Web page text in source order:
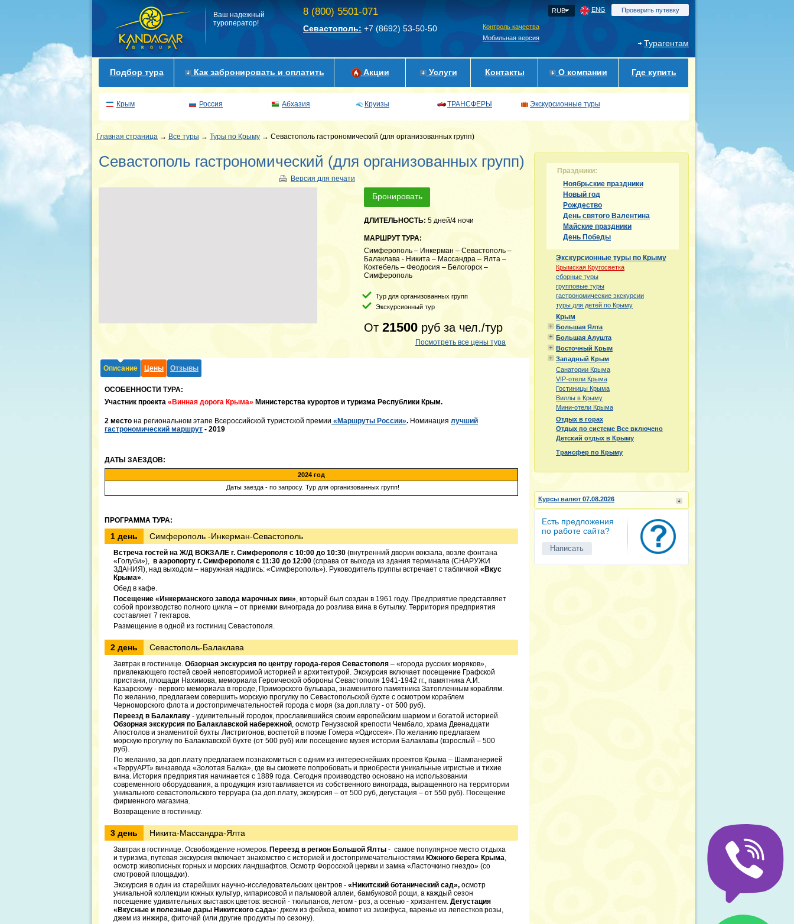
Ваш надежный
туроператор!
8 (800) 5501-071
Севастополь: +7 (8692) 53-50-50
Контроль качества
Мобильная версия
RUB ENG Проверить путевку
Турагентам
Подбор тура Как забронировать и оплатить Акции Услуги Контакты О компании Где купить
Крым Россия Абхазия Круизы ТРАНСФЕРЫ Экскурсионные туры
Главная страница → Все туры → Туры по Крыму → Севастополь гастрономический (для организованных групп)
Севастополь гастрономический (для организованных групп)
Версия для печати
Бронировать
ДЛИТЕЛЬНОСТЬ: 5 дней/4 ночи
МАРШРУТ ТУРА:
Симферополь – Инкерман – Севастополь –
Балаклава - Никита – Массандра – Ялта –
Коктебель – Феодосия – Белогорск –
Симферополь
Тур для организованных групп
Экскурсионный тур
От 21500 руб за чел./тур
Посмотреть все цены тура
Описание Цены Отзывы
ОСОБЕННОСТИ ТУРА:
Участник проекта «Винная дорога Крыма» Министерства курортов и туризма Республики Крым.
2 место на региональном этапе Всероссийской туристской премии «Маршруты России». Номинация лучший
гастрономический маршрут - 2019
ДАТЫ ЗАЕЗДОВ:
2024 год
Даты заезда - по запросу. Тур для организованных групп!
ПРОГРАММА ТУРА:
1 день Симферополь -Инкерман-Севастополь
Встреча гостей на Ж/Д ВОКЗАЛЕ г. Симферополя с 10:00 до 10:30 (внутренний дворик вокзала, возле фонтана
«Голуби»), в аэропорту г. Симферополя с 11:30 до 12:00 (справа от выхода из здания терминала (СНАРУЖИ
ЗДАНИЯ), над выходом – наружная надпись: «Симферополь»). Руководитель группы встречает с табличкой «Вкус
Крыма».
Обед в кафе.
Посещение «Инкерманского завода марочных вин», который был создан в 1961 году. Предприятие представляет
собой производство полного цикла – от приемки винограда до розлива вина в бутылку. Территория предприятия
составляет 7 гектаров.
Размещение в одной из гостиниц Севастополя.
2 день Севастополь-Балаклава
Завтрак в гостинице. Обзорная экскурсия по центру города-героя Севастополя – «города русских моряков»,
привлекающего гостей своей неповторимой историей и архитектурой. Экскурсия включает посещение Графской
пристани, площади Нахимова, мемориала Героической обороны Севастополя 1941-1942 гг., памятника А.И.
Казарскому - первого мемориала в городе, Приморского бульвара, знаменитого памятника Затопленным кораблям.
По желанию, предлагаем совершить морскую прогулку по Севастопольской бухте с осмотром кораблем
Черноморского флота и достопримечательностей города с моря (за доп.плату - от 500 руб).
Переезд в Балаклаву - удивительный городок, прославившийся своим европейским шармом и богатой историей.
Обзорная экскурсия по Балаклавской набережной, осмотр Генуэзской крепости Чембало, храма Двенадцати
Апостолов и знаменитой бухты Листригонов, воспетой в поэме Гомера «Одиссея». По желанию предлагаем
морскую прогулку по Балаклавской бухте (от 500 руб) или посещение музея истории Балаклавы (взрослый – 500
руб).
По желанию, за доп.плату предлагаем познакомиться с одним из интереснейших проектов Крыма – Шампанерией
«ТерруАРТ» винзавода «Золотая Балка», где вы сможете попробовать и приобрести уникальные игристые и тихие
вина. История предприятия начинается с 1889 года. Сегодня производство основано на использовании
современного оборудования, а продукция изготавливается из собственного винограда, выращенного на территории
уникального севастопольского терруара (за доп.плату, экскурсия – от 500 руб, дегустация – от 550 руб). Посещение
фирменного магазина.
Возвращение в гостиницу.
3 день Никита-Массандра-Ялта
Завтрак в гостинице. Освобождение номеров. Переезд в регион Большой Ялты - самое популярное место отдыха
и туризма, путевая экскурсия включает знакомство с историей и достопримечательностями Южного берега Крыма,
осмотр живописных горных и морских ландшафтов. Осмотр Форосской церкви и замка «Ласточкино гнездо» (со
смотровой площадки).
Экскурсия в один из старейших научно-исследовательских центров - «Никитский ботанический сад», осмотр
уникальной коллекции южных культур, кипарисовой и пальмовой аллеи, бамбуковой рощи, а каждый сезон
посещение удивительных выставок цветов: весной - тюльпанов, летом - роз, а осенью - хризантем. Дегустация
«Вкусные и полезные дары Никитского сада»: джем из фейхоа, компот из зизифуса, варенье из лепестков розы,
джем из инжира, фиточай (или другие продукты по сезону).
Праздники:
Ноябрьские праздники
Новый год
Рождество
День святого Валентина
Майские праздники
День Победы
Экскурсионные туры по Крыму
Крымская Кругосветка
сборные туры
групповые туры
гастрономические экскурсии
туры для детей по Крыму
Крым
Большая Ялта
Большая Алушта
Восточный Крым
Западный Крым
Санатории Крыма
VIP-отели Крыма
Гостиницы Крыма
Виллы в Крыму
Мини-отели Крыма
Отдых в горах
Отдых по системе Все включено
Детский отдых в Крыму
Трансфер по Крыму
Курсы валют 07.08.2026
Есть предложения
по работе сайта?
Написать